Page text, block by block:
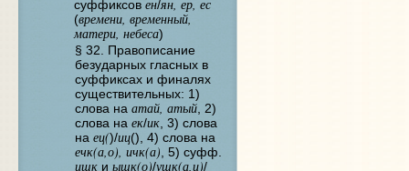
суффиксов ен/ян, ер, ес
(времени, временный,
матери, небеса)
§ 32. Правописание
безударных гласных в
суффиксах и финалях
существительных: 1)
слова на атай, атый, 2)
слова на ек/ик, 3) слова
на ец()/иц(), 4) слова на
ечк(а,о), ичк(а) , 5) суфф.
ишки ышк(о)/ушк(а,и)/